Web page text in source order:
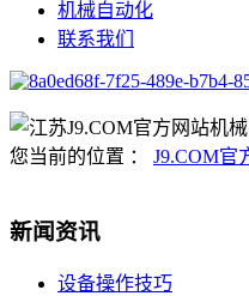
机械自动化
联系我们
您当前的位置 ： J9.COM官
新闻资讯
设备操作技巧